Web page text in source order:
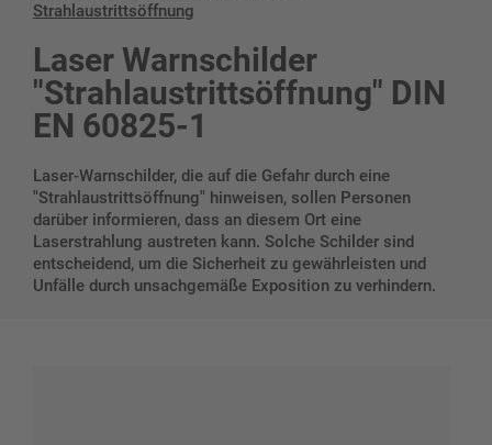
Strahlaustrittsöffnung
Laser Warnschilder
"Strahlaustrittsöffnung" DIN
EN 60825-1
Laser-Warnschilder, die auf die Gefahr durch eine
"Strahlaustrittsöffnung" hinweisen, sollen Personen
darüber informieren, dass an diesem Ort eine
Laserstrahlung austreten kann. Solche Schilder sind
entscheidend, um die Sicherheit zu gewährleisten und
Unfälle durch unsachgemäße Exposition zu verhindern.